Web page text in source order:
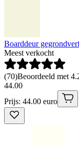
Boarddeur
Meest verkocht
(70)Beoordeeld met
44.00
Prijs: 44.00 euro